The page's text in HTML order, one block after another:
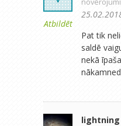
Atbildēt
Pat tik
saldē
nekā
lightning